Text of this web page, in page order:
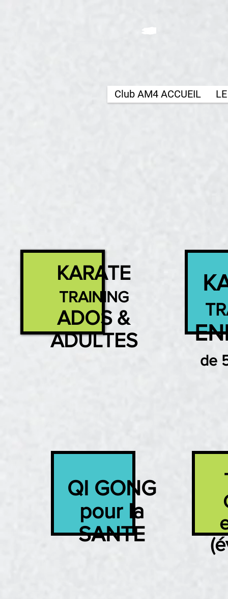
KARATE
TRAINING
ADOS &
ADULTES
de
QI GONG
pour la
SANTE
Club AM4 ACCUEIL